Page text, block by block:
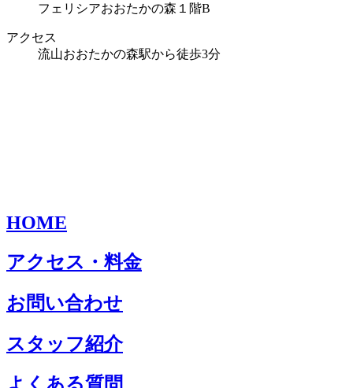
フェリシアおおたかの森１階B
アクセス
流山おおたかの森駅から徒歩3分
HOME
アクセス・料金
お問い合わせ
スタッフ紹介